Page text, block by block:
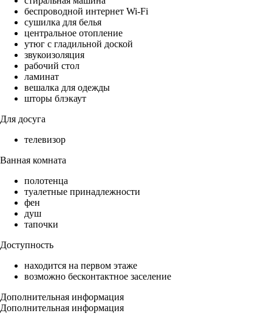
беспроводной интернет Wi-Fi
сушилка для белья
центральное отопление
утюг с гладильной доской
звукоизоляция
рабочий стол
ламинат
вешалка для одежды
шторы блэкаут
Для досуга
телевизор
Ванная комната
полотенца
туалетные принадлежности
фен
душ
тапочки
Доступность
находится на первом этаже
возможно бесконтактное заселение
Дополнительная информация
Дополнительная информация